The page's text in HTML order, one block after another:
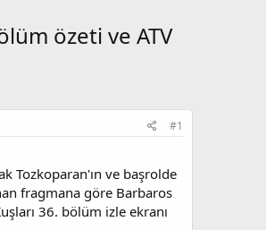
özeti ve ATV
#1
Tozkoparan'ın ve başrolde
fragmana göre Barbaros
36. bölüm izle ekranı